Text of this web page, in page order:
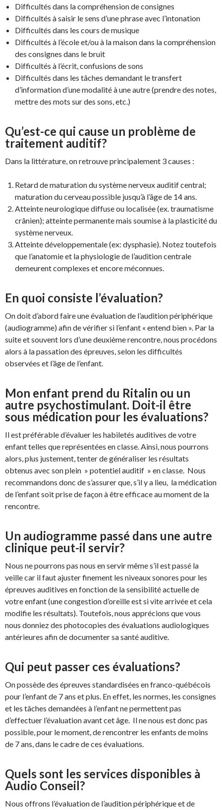
Difficultés dans la compréhension de consignes
Difficultés à saisir le sens d’une phrase avec l’intonation
Difficultés dans les cours de musique
Difficultés à l’école et/ou à la maison dans la compréhension
des consignes dans le bruit
Difficultés à l’écrit, confusions de sons
Difficultés dans les tâches demandant le transfert
d’information d’une modalité à une autre (prendre des notes,
mettre des mots sur des sons, etc.)
Qu’est-ce qui cause un problème de
traitement auditif?
Dans la littérature, on retrouve principalement 3 causes :
Retard de maturation du système nerveux auditif central;
maturation du cerveau possible jusqu’à l’âge de 14 ans.
Atteinte neurologique diffuse ou localisée (ex. traumatisme
crânien); atteinte permanente mais soumise à la plasticité du
système nerveux.
Atteinte développementale (ex: dysphasie). Notez toutefois
que l’anatomie et la physiologie de l’audition centrale
demeurent complexes et encore méconnues.
En quoi consiste l’évaluation?
On doit d’abord faire une évaluation de l’audition périphérique
(audiogramme) afin de vérifier si l’enfant « entend bien ». Par la
suite et souvent lors d’une deuxième rencontre, nous procédons
alors à la passation des épreuves, selon les difficultés
observées et l’âge de l’enfant.
Mon enfant prend du Ritalin ou un
autre psychostimulant. Doit-il être
sous médication pour les évaluations?
Il est préférable d’évaluer les habiletés auditives de votre
enfant telles que représentées en classe. Ainsi, nous pourrons
alors, plus justement, tenter de généraliser les résultats
obtenus avec son plein » potentiel auditif » en classe. Nous
recommandons donc de s’assurer que, s’il y a lieu, la médication
de l’enfant soit prise de façon à être efficace au moment de la
rencontre.
Un audiogramme passé dans une autre
clinique peut-il servir?
Nous ne pourrons pas nous en servir même s’il est passé la
veille car il faut ajuster finement les niveaux sonores pour les
épreuves auditives en fonction de la sensibilité actuelle de
votre enfant (une congestion d’oreille est si vite arrivée et cela
modifie les résultats). Toutefois, nous apprécions que vous
nous donniez des photocopies des évaluations audiologiques
antérieures afin de documenter sa santé auditive.
Qui peut passer ces évaluations?
On possède des épreuves standardisées en franco-québécois
pour l’enfant de 7 ans et plus. En effet, les normes, les consignes
et les tâches demandées à l’enfant ne permettent pas
d’effectuer l’évaluation avant cet âge. Il ne nous est donc pas
possible, pour le moment, de rencontrer les enfants de moins
de 7 ans, dans le cadre de ces évaluations.
Quels sont les services disponibles à
Audio Conseil?
Nous offrons l’évaluation de l’audition périphérique et de